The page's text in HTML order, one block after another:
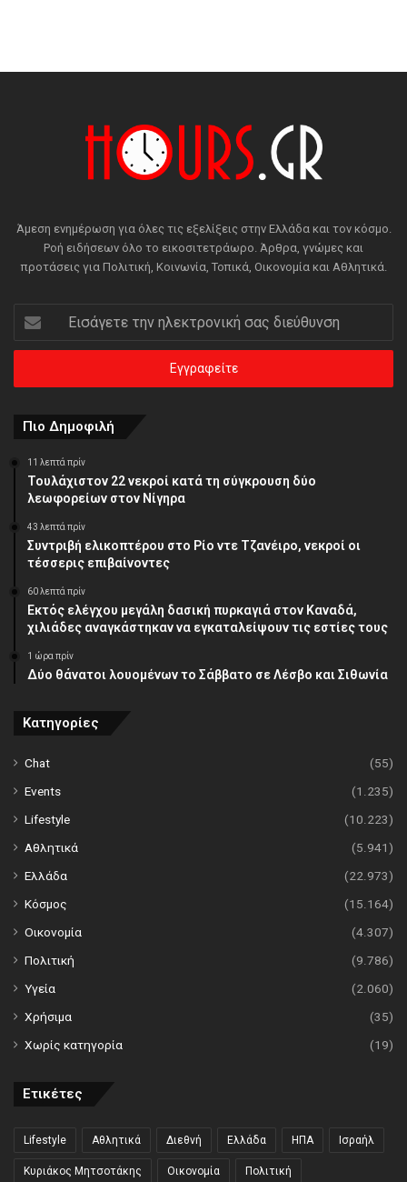
Άμεση ενημέρωση για όλες τις εξελίξεις στην Ελλάδα και τον κόσμο.
Ροή ειδήσεων όλο το εικοσιτετράωρο. Άρθρα, γνώμες και
προτάσεις για Πολιτική, Κοινωνία, Τοπικά, Οικονομία και Αθλητικά.
Εισάγετε
την
ηλεκτρονική
διεύθυνση
Πιο Δημοφιλή
11 λεπτά πρίν
Τουλάχιστον 22 νεκροί κατά τη σύγκρουση δύο
λεωφορείων στον Νίγηρα
43 λεπτά πρίν
Συντριβή ελικοπτέρου στο Ρίο ντε Τζανέιρο, νεκροί οι
τέσσερις επιβαίνοντες
60 λεπτά πρίν
Εκτός ελέγχου μεγάλη δασική πυρκαγιά στον Καναδά,
χιλιάδες αναγκάστηκαν να εγκαταλείψουν τις εστίες τους
1 ώρα πρίν
Δύο θάνατοι λουομένων το Σάββατο σε Λέσβο και Σιθωνία
Κατηγορίες
Chat
(55)
Events
(1.235)
Lifestyle
(10.223)
Αθλητικά
(5.941)
Ελλάδα
(22.973)
Κόσμος
(15.164)
Οικονομία
(4.307)
Πολιτική
(9.786)
Υγεία
(2.060)
Χρήσιμα
(35)
Χωρίς κατηγορία
(19)
Ετικέτες
Lifestyle Αθλητικά Διεθνή Ελλάδα ΗΠΑ Ισραήλ
Κυριάκος Μητσοτάκης Οικονομία Πολιτική